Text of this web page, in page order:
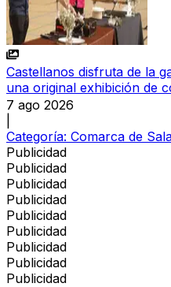
Castellanos disfruta de la
una original exhibición de
7 ago 2026
Categoría: Comarca de
Publicidad
Publicidad
Publicidad
Publicidad
Publicidad
Publicidad
Publicidad
Publicidad
Publicidad